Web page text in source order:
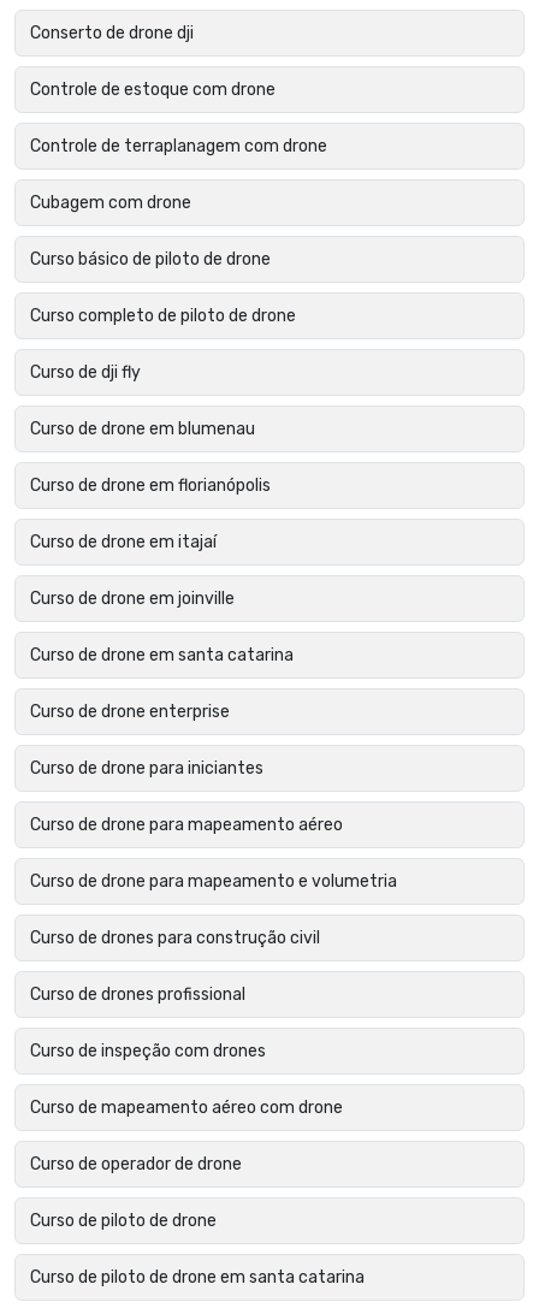
Conserto de drone dji
Controle de estoque com drone
Controle de terraplanagem com drone
Cubagem com drone
Curso básico de piloto de drone
Curso completo de piloto de drone
Curso de dji fly
Curso de drone em blumenau
Curso de drone em florianópolis
Curso de drone em itajaí
Curso de drone em joinville
Curso de drone em santa catarina
Curso de drone enterprise
Curso de drone para iniciantes
Curso de drone para mapeamento aéreo
Curso de drone para mapeamento e volumetria
Curso de drones para construção civil
Curso de drones profissional
Curso de inspeção com drones
Curso de mapeamento aéreo com drone
Curso de operador de drone
Curso de piloto de drone
Curso de piloto de drone em santa catarina